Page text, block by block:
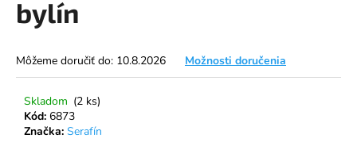
bylín
Môžeme doručiť do: 10.8.2026 Možnosti doručenia
Skladom (2 ks)
Kód: 6873
Značka: Serafín
á
s
ť
?